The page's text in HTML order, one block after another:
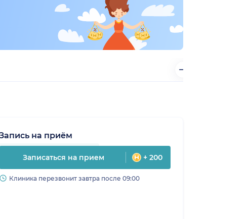
на приём
Записаться на прием + 200
Клиника перезвонит завтра после 09:00